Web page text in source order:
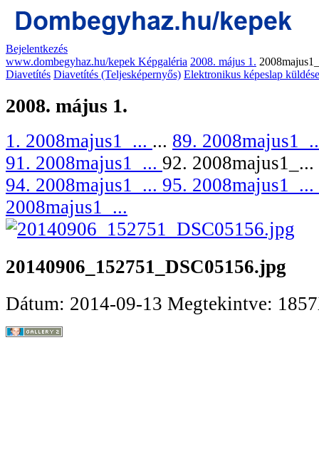
Bejelentkezés
www.dombegyhaz.hu/kepek Képgaléria 2008. május 1.
Diavetítés Diavetítés (Teljesképernyős) Elektronikus képeslap
2008. május 1.
1. 2008majus1_... ... 89.
91. 2008majus1_... 92. 2008majus1_...
94. 2008majus1_... 95. 2008majus1_...
2008majus1_...
20140906_152751_DSC05156.jpg
Dátum: 2014-09-13 Megtekintve: